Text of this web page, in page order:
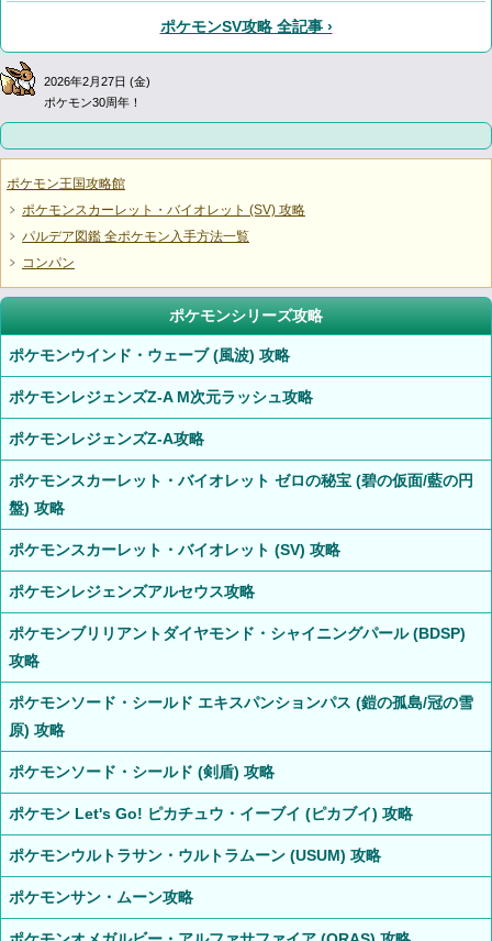
ポケモンSV攻略 全記事 ›
2026年2月27日 (金)
ポケモン30周年！
ポケモン王国攻略館
ポケモンスカーレット・バイオレット (SV) 攻略
パルデア図鑑 全ポケモン入手方法一覧
コンパン
ポケモンシリーズ攻略
ポケモンウインド・ウェーブ (風波) 攻略
ポケモンレジェンズZ-A M次元ラッシュ攻略
ポケモンレジェンズZ-A攻略
ポケモンスカーレット・バイオレット ゼロの秘宝 (碧の仮面/藍の円
盤) 攻略
ポケモンスカーレット・バイオレット (SV) 攻略
ポケモンレジェンズアルセウス攻略
ポケモンブリリアントダイヤモンド・シャイニングパール (BDSP)
攻略
ポケモンソード・シールド エキスパンションパス (鎧の孤島/冠の雪
原) 攻略
ポケモンソード・シールド (剣盾) 攻略
ポケモン Let's Go! ピカチュウ・イーブイ (ピカブイ) 攻略
ポケモンウルトラサン・ウルトラムーン (USUM) 攻略
ポケモンサン・ムーン攻略